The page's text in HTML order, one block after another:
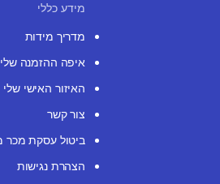
מידע כללי
מדריך מידות
איפה ההזמנה שלי
האיזור האישי שלי
צור קשר
ביטול עסקת מכר
הצהרת נגישות